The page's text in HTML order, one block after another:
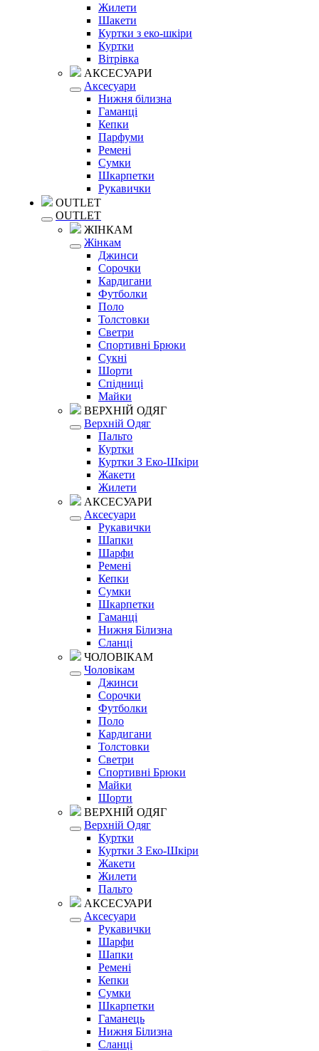
Жилети
Шакети
Куртки з еко-шкіри
Куртки
Вітрівка
АКСЕСУАРИ
Аксесуари
Нижня білизна
Гаманці
Кепки
Парфуми
Ремені
Сумки
Шкарпетки
Рукавички
OUTLET
OUTLET
ЖІНКАМ
Жінкам
Джинси
Сорочки
Кардигани
Футболки
Поло
Толстовки
Светри
Спортивні Брюки
Сукні
Шорти
Спідниці
Майки
ВЕРХНІЙ ОДЯГ
Верхній Одяг
Пальто
Куртки
Куртки З Еко-Шкіри
Жакети
Жилети
АКСЕСУАРИ
Аксесуари
Рукавички
Шапки
Шарфи
Ремені
Кепки
Сумки
Шкарпетки
Гаманці
Нижня Білизна
Сланці
ЧОЛОВІКАМ
Чоловікам
Джинси
Сорочки
Футболки
Поло
Кардигани
Толстовки
Светри
Спортивні Брюки
Майки
Шорти
ВЕРХНІЙ ОДЯГ
Верхній Одяг
Куртки
Куртки З Еко-Шкіри
Жакети
Жилети
Пальто
АКСЕСУАРИ
Аксесуари
Рукавички
Шарфи
Шапки
Ремені
Кепки
Сумки
Шкарпетки
Гаманець
Нижня Білизна
Сланці